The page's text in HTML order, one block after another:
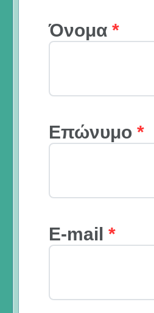
Όνομα *
Επώνυμο *
E-mail *